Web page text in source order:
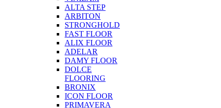
ALTA STEP
ARBITON
STRONGHOLD
FAST FLOOR
ALIX FLOOR
ADELAR
DAMY FLOOR
DOLCE
FLOORING
BRONIX
ICON FLOOR
PRIMAVERA